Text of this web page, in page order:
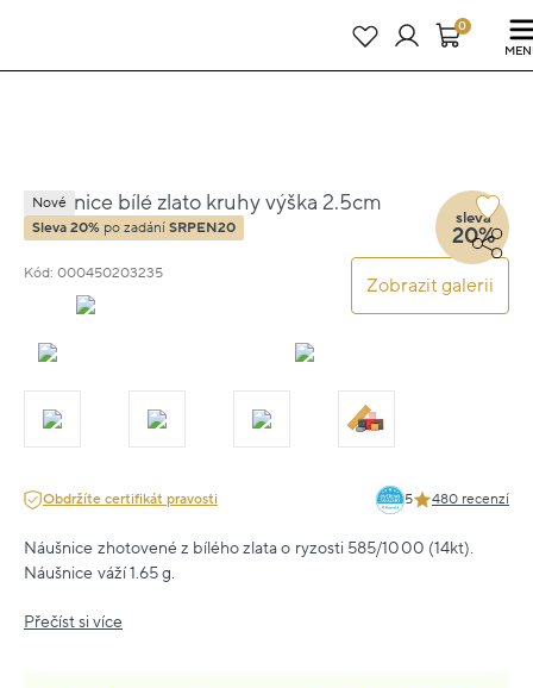
25 dní : 15h : 59m : 52s0
Náušnice bílé zlato kruhy výška 2.5cm
váha 1.65g
Kód: 000450203235
Zobrazit galerii
Nové
Sleva 20% po zadání SRPEN20
sleva
20%
Obdržíte certifikát pravosti 5 480 recenzí
Náušnice zhotovené z bílého zlata o ryzosti 585/1000 (14kt).
Náušnice váží 1.65 g.
Přečíst si více